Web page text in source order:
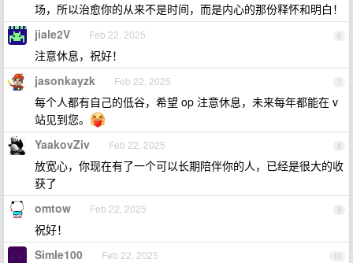
场，所以治愈你的从来不是时间，而是内心的那份释怀和明白！
6
jiale2V Feb 22, 2025
注意休息，祝好！
7
jasonkayzk Feb 22, 2025
每个人都有自己的低谷，希望 op 注意休息，未来每年都能在 v
站见到您。
8
YaakovZiv Feb 22, 2025
放宽心，你现在有了一个可以长期陪伴你的人，已经是很大的收
获了
9
omtow Feb 22, 2025
祝好！
10
Simle100 Feb 22, 2025